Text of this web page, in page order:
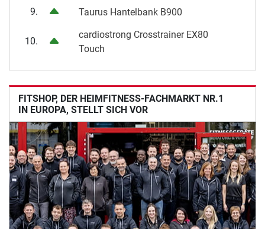
9.
Taurus Hantelbank B900
10.
cardiostrong Crosstrainer EX80
Touch
FITSHOP, DER HEIMFITNESS-FACHMARKT NR.1
IN EUROPA, STELLT SICH VOR